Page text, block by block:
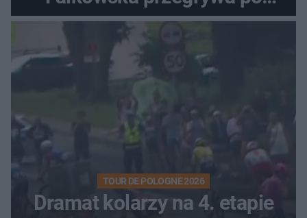
zaciętym boju
TOUR DE POLOGNE 2026
Dramat kolarzy na 4. etapie